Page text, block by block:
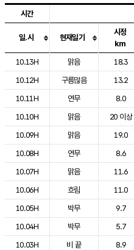
도시별 기상실황표로 지점, 날씨,
시간
일.시 현재일기
시정
km
10.13H
맑음 18.3
10.12H
구름많음 13.2
10.11H
연무 8.0
10.10H
맑음 20 이상
10.09H
맑음 19.0
10.08H
연무 8.6
10.07H
맑음 11.6
10.06H
흐림 11.0
10.05H
박무 9.7
10.04H
박무 5.7
10.03H
비 끝 8.9